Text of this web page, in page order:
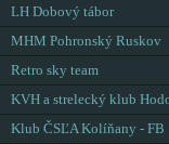
LH Dobový tábor
MHM Pohronský Ruskov
Retro sky team
KVH a strelecký klub
Klub ČSĽA Kolíňany - FB